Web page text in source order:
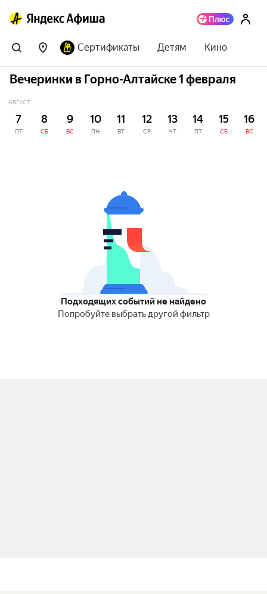
Сертификаты Детям Кино
Вечеринки в Горно-Алтайске 1 февраля
АВГУСТ
7
ПТ
8
СБ
9
ВС
10
ПН
11
ВТ
12
СР
13
ЧТ
14
ПТ
15
СБ
16
ВС
Подходящих событий не найдено
Попробуйте выбрать другой фильтр